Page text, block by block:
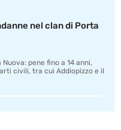
nel clan di Porta
pene fino a 14 anni,
civili, tra cui Addiopizzo e il